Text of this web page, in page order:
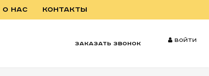
О НАС КОНТАКТЫ
заказать звонок Войти